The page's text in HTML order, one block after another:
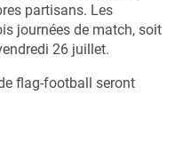
partisans. Les
journées de match, soit
26 juillet.
flag-football seront